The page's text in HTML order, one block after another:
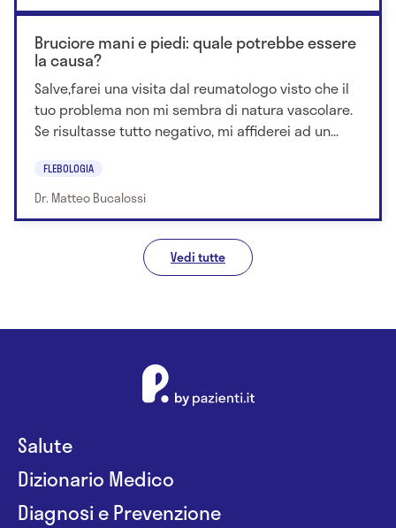
Bruciore mani e piedi: quale potrebbe essere
la causa?
Salve,farei una visita dal reumatologo visto che il
tuo problema non mi sembra di natura vascolare.
Se risultasse tutto negativo, mi affiderei ad un...
FLEBOLOGIA
Dr. Matteo Bucalossi
Vedi tutte
Salute
Dizionario Medico
Diagnosi e Prevenzione